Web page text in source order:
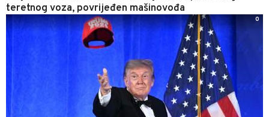
teretnog voza, povrijeđen mašinovođa
0